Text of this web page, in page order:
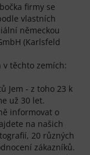
firmy se
vlastních
německou
(Karlsfeld
v těchto zemích:
Jem - z toho 23 k
už 30 let.
informovat o
na našich
20 různých
zákazníků.